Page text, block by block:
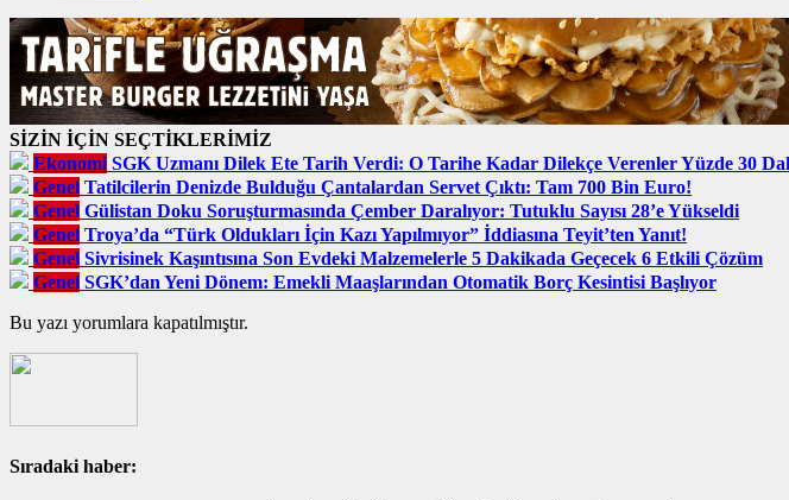
SİZİN İÇİN SEÇTİKLERİMİZ
Ekonomi SGK Uzmanı Dilek Ete Tarih Verdi: O Tarihe Kadar Dilekçe Verenler Yüzde 30
Genel Tatilcilerin Denizde Bulduğu Çantalardan Servet Çıktı: Tam 700 Bin Euro!
Genel Gülistan Doku Soruşturmasında Çember Daralıyor: Tutuklu Sayısı 28’e Yükseldi
Genel Troya’da “Türk Oldukları İçin Kazı Yapılmıyor” İddiasına Teyit’ten Yanıt!
Genel Sivrisinek Kaşıntısına Son Evdeki Malzemelerle 5 Dakikada Geçecek 6 Etkili Çözüm
Genel SGK’dan Yeni Dönem: Emekli Maaşlarından Otomatik Borç Kesintisi Başlıyor
Bu yazı yorumlara kapatılmıştır.
Sıradaki haber: